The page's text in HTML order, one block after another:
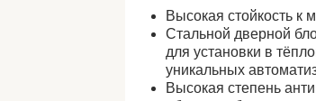
Высокая стойкость к
Стальной дверной
для установки в
уникальных
Высокая степень